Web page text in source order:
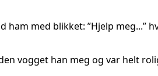
ham med blikket: ”Hjelp meg...”
vogget han meg og var helt